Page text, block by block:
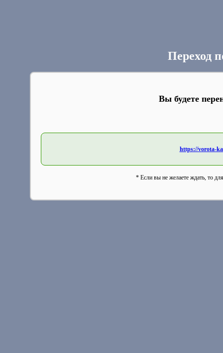
Переход
Вы будете
https://vorota-
* Если вы не желаете ждать, то